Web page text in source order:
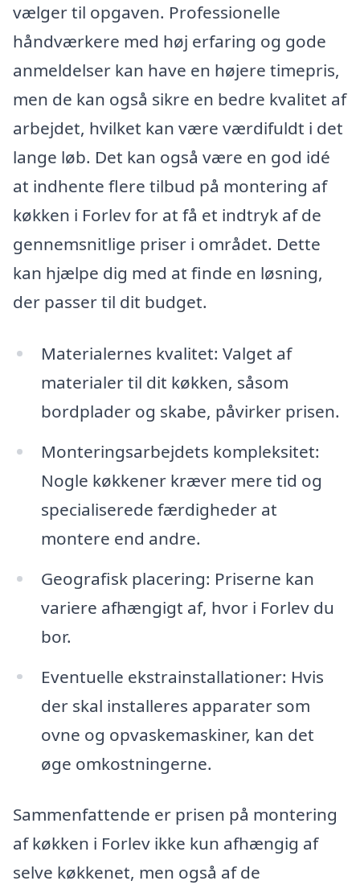
vælger til opgaven. Professionelle
håndværkere med høj erfaring og gode
anmeldelser kan have en højere timepris,
men de kan også sikre en bedre kvalitet af
arbejdet, hvilket kan være værdifuldt i det
lange løb. Det kan også være en god idé
at indhente flere tilbud på montering af
køkken i Forlev for at få et indtryk af de
gennemsnitlige priser i området. Dette
kan hjælpe dig med at finde en løsning,
der passer til dit budget.
Materialernes kvalitet: Valget af
materialer til dit køkken, såsom
bordplader og skabe, påvirker prisen.
Monteringsarbejdets kompleksitet:
Nogle køkkener kræver mere tid og
specialiserede færdigheder at
montere end andre.
Geografisk placering: Priserne kan
variere afhængigt af, hvor i Forlev du
bor.
Eventuelle ekstrainstallationer: Hvis
der skal installeres apparater som
ovne og opvaskemaskiner, kan det
øge omkostningerne.
Sammenfattende er prisen på montering
af køkken i Forlev ikke kun afhængig af
selve køkkenet, men også af de